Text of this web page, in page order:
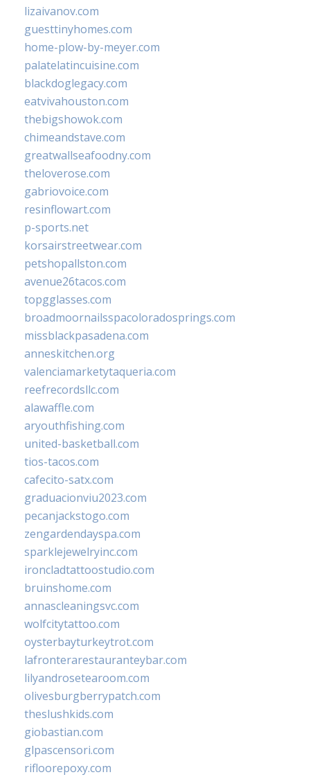
lizaivanov.com
guesttinyhomes.com
home-plow-by-meyer.com
palatelatincuisine.com
blackdoglegacy.com
eatvivahouston.com
thebigshowok.com
chimeandstave.com
greatwallseafoodny.com
theloverose.com
gabriovoice.com
resinflowart.com
p-sports.net
korsairstreetwear.com
petshopallston.com
avenue26tacos.com
topgglasses.com
broadmoornailsspacoloradosprings.com
missblackpasadena.com
anneskitchen.org
valenciamarketytaqueria.com
reefrecordsllc.com
alawaffle.com
aryouthfishing.com
united-basketball.com
tios-tacos.com
cafecito-satx.com
graduacionviu2023.com
pecanjackstogo.com
zengardendayspa.com
sparklejewelryinc.com
ironcladtattoostudio.com
bruinshome.com
annascleaningsvc.com
wolfcitytattoo.com
oysterbayturkeytrot.com
lafronterarestauranteybar.com
lilyandrosetearoom.com
olivesburgberrypatch.com
theslushkids.com
giobastian.com
glpascensori.com
rifloorepoxy.com